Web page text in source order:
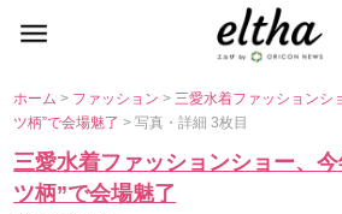
ホーム> ファッション>三愛水着ファッションシ
ツ柄”で会場魅了> 写真・詳細 3枚目
三愛水着ファッションショー、
ツ柄”で会場魅了